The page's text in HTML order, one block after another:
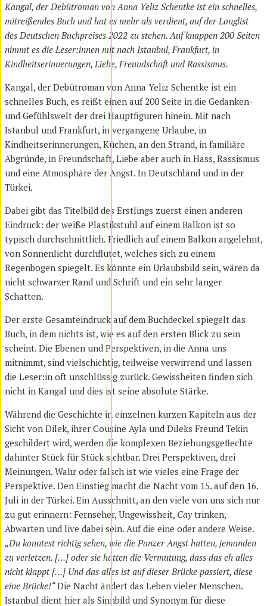
Kangal, der Debütroman von Anna Yeliz Schentke ist ein schnelles,
mitreißendes Buch und hat es mehr als verdient, auf der Longlist
des Deutschen Buchpreises 2022 zu stehen. Auf knappen 200 Seiten
nimmt es die Leser:innen mit nach Istanbul, Frankfurt, in
Kindheitserinnerungen, Liebe, Freundschaft und Rassismus.
Kangal, der Debütroman von Anna Yeliz Schentke ist ein
schnelles Buch, es reißt einen auf 200 Seite in die Gedanken-
und Gefühlswelt der drei Hauptfiguren hinein. Mit nach
Istanbul und Frankfurt, in vergangene Urlaube, in
Kindheitserinnerungen, Küchen, an den Strand, in familiäre
Abgründe, in Freundschaft, Liebe aber auch in Hass, Rassismus
und eine Atmosphäre der Angst. In Deutschland und in der
Türkei.
Dabei gibt das Titelbild des Erstlings zuerst einen anderen
Eindruck: der weiße Plastikstuhl auf einem Balkon ist so
typisch durchschnittlich. Friedlich auf einem Balkon angelehnt,
von Sonnenlicht durchflutet, welches sich zu einem
Regenbogen spiegelt. Es könnte ein Urlaubsbild sein, wären da
nicht schwarzer Rand und Schrift und ein sehr langer
Schatten.
Der erste Gesamteindruck auf dem Buchdeckel spiegelt das
Buch, in dem nichts ist, wie es auf den ersten Blick zu sein
scheint. Die Ebenen und Perspektiven, in die Anna uns
mitnimmt, sind vielschichtig, teilweise verwirrend und lassen
die Leser:in oft unschlüssig zurück. Gewissheiten finden sich
nicht in Kangal und dies ist seine absolute Stärke.
Während die Geschichte in einzelnen kurzen Kapiteln aus der
Sicht von Dilek, ihrer Cousine Ayla und Dileks Freund Tekin
geschildert wird, werden die komplexen Beziehungsgeflechte
dahinter Stück für Stück sichtbar. Drei Perspektiven, drei
Meinungen. Wahr oder falsch ist wie vieles eine Frage der
Perspektive. Den Einstieg macht die Nacht vom 15. auf den 16.
Juli in der Türkei. Ein Ausschnitt, an den viele von uns sich nur
zu gut erinnern: Fernseher, Ungewissheit, Cay trinken,
Abwarten und live dabei sein. Auf die eine oder andere Weise.
„Du konntest richtig sehen, wie die Panzer Angst hatten, jemanden
zu verletzen. […] oder sie hatten die Vermutung, dass das eh alles
nicht klappt […] Und das alles ist auf dieser Brücke passiert, diese
eine Brücke!“Die Nacht ändert das Leben vieler Menschen.
Istanbul dient hier als Sinnbild und Synonym für diese